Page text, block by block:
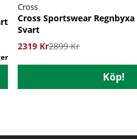
Cross
Cross Sportswear Regnbyxa
Svart
2319 Kr2899 Kr
Köp!